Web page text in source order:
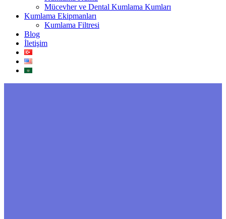
Mücevher ve Dental Kumlama Kumları
Kumlama Ekipmanları
Kumlama Filtresi
Blog
İletişim